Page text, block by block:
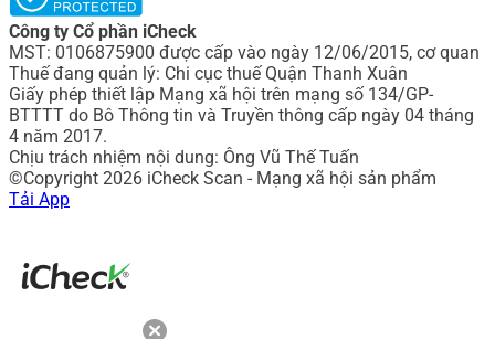
Công ty Cổ phần iCheck
MST: 0106875900 được cấp vào ngày 12/06/2015, cơ quan
Thuế đang quản lý: Chi cục thuế Quận Thanh Xuân
Giấy phép thiết lập Mạng xã hội trên mạng số 134/GP-
BTTTT do Bô Thông tin và Truyền thông cấp ngày 04 tháng
4 năm 2017.
Chịu trách nhiệm nội dung: Ông Vũ Thế Tuấn
©Copyright 2026 iCheck Scan - Mạng xã hội sản phẩm
Tải App